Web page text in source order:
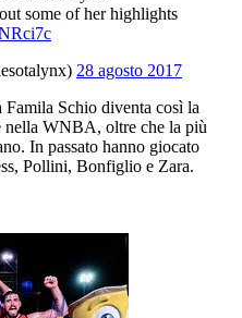
some of her highlights
28 agosto 2017
Schio diventa così la
nella WNBA, oltre che la più
In passato hanno giocato
Pollini, Bonfiglio e Zara.